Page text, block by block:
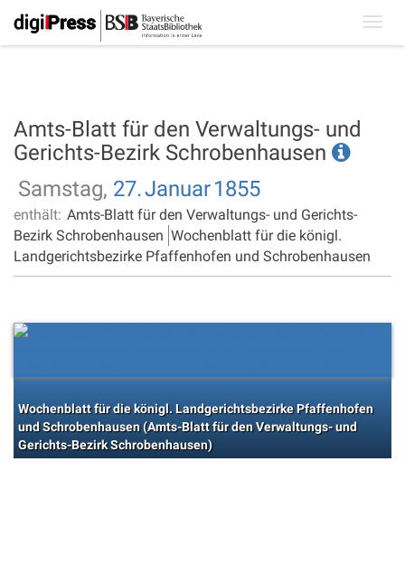
Amts-Blatt für den Verwaltungs- und
Gerichts-Bezirk Schrobenhausen
Samstag, 27.Januar1855
enthält: Amts-Blatt für den Verwaltungs- und Gerichts-
Bezirk Schrobenhausen Wochenblatt für die königl.
Landgerichtsbezirke Pfaffenhofen und Schrobenhausen
Wochenblatt für die königl. Landgerichtsbezirke Pfaffenhofen
und Schrobenhausen (Amts-Blatt für den Verwaltungs- und
Gerichts-Bezirk Schrobenhausen)